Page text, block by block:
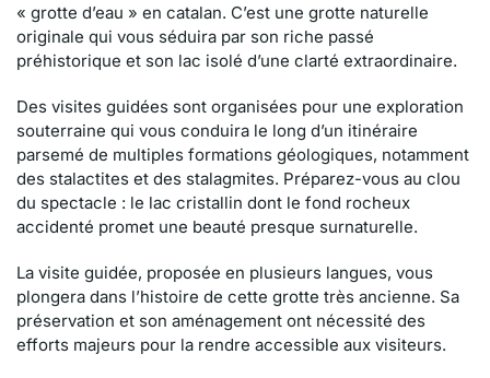
« grotte d’eau » en catalan. C’est une grotte naturelle
originale qui vous séduira par son riche passé
préhistorique et son lac isolé d’une clarté extraordinaire.
Des visites guidées sont organisées pour une exploration
souterraine qui vous conduira le long d’un itinéraire
parsemé de multiples formations géologiques, notamment
des stalactites et des stalagmites. Préparez-vous au clou
du spectacle : le lac cristallin dont le fond rocheux
accidenté promet une beauté presque surnaturelle.
La visite guidée, proposée en plusieurs langues, vous
plongera dans l’histoire de cette grotte très ancienne. Sa
préservation et son aménagement ont nécessité des
efforts majeurs pour la rendre accessible aux visiteurs.